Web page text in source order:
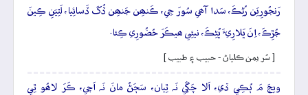
رَنجُورِيَن رُڻِڪَ، سَدا آھي سُورَ جِي، ڪَنھِن جَنھِن ڏُکَ ڏَسائِيا، لَٿِيَنِ ڪِينَ
جُڙِڪَ، اِنَ ڀَلارِيءَ ڀُڻِڪَ، نيئِي ھيڪَرَ حُضُورِي ڪِئا.
[ سُر يمن ڪلياڻ - حبيب ۽ طبيب ]
ويڄَ مَ ٻُڪِي ڏي، اَلا چَڱِي نَہ ٿِيان، سَڄَڻُ مانَ نَہ اَچي، ڪَرَ لاھُو ٿِي